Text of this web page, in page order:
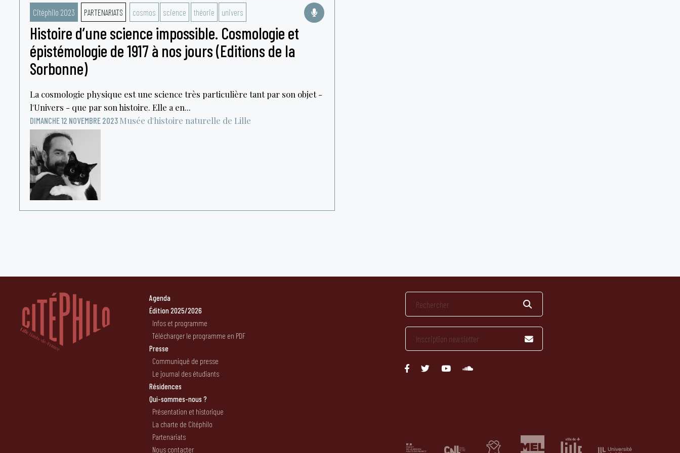
Citéphilo 2023 PARTENARIATS cosmos science théorie univers
Histoire d’une science impossible. Cosmologie et
épistémologie de 1917 à nos jours (Editions de la
Sorbonne)
La cosmologie physique est une science très particulière tant par son objet -
l'Univers - que par son histoire. Elle a en...
DIMANCHE 12 NOVEMBRE 2023 Musée d'histoire naturelle de Lille
Agenda
Édition 2025/2026
Infos et programme
Télécharger le programme en PDF
Presse
Communiqué de presse
Le journal des étudiants
Résidences
Qui-sommes-nous ?
Présentation et historique
La charte de Citéphilo
Partenariats
Nous contacter